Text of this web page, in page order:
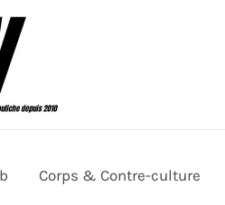
Corps & Contre-culture